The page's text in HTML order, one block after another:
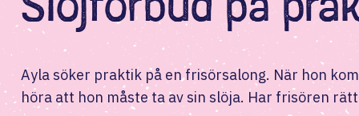
Ayla söker praktik på en frisörsalong. När hon
höra att hon måste ta av sin slöja. Har frisören